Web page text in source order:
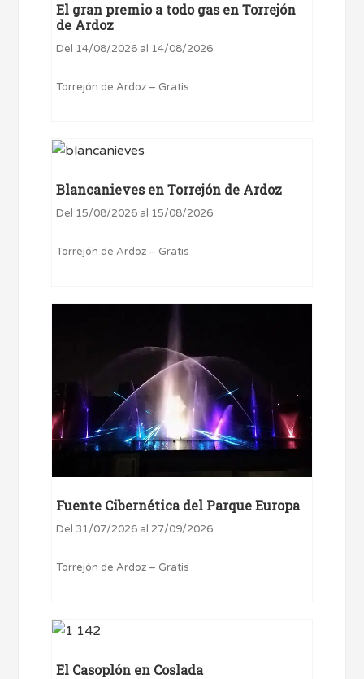
El gran premio a todo gas en Torrejón
de Ardoz
Del 14/08/2026 al 14/08/2026
Torrejón de Ardoz – Gratis
Blancanieves en Torrejón de Ardoz
Del 15/08/2026 al 15/08/2026
Torrejón de Ardoz – Gratis
Fuente Cibernética del Parque Europa
Del 31/07/2026 al 27/09/2026
Torrejón de Ardoz – Gratis
El Casoplón en Coslada